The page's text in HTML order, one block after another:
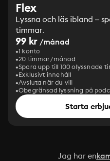
Flex
Lyssna och läs ibland –
timmar.
99 kr /månad
1 konto
20 timmar/månad
Spara upp till 100 olyssnade
Exklusivt innehåll
Avsluta när du vill
Obegränsad lyssning på
Starta
Jag har en